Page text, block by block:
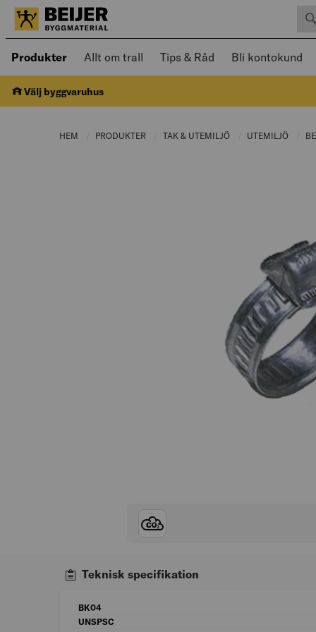
Produkter Öppnad meny kan navigeras med
Allt om trall Tips & Råd Bli kontokund
Välj byggvaruhus
HEM PRODUKTER CURRENT PAGE:
TAK & UTEMILJÖ CURRENT PAGE:
UTEMILJÖ
Teknisk specifikation
BK04
UNSPSC